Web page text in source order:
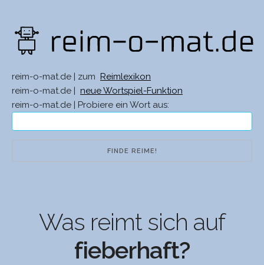
reim-o-mat.de | zum
Reimlexikon
reim-o-mat.de |
neue Wortspiel-Funktion
reim-o-mat.de | Probiere ein Wort aus:
Was reimt sich auf
fieberhaft?